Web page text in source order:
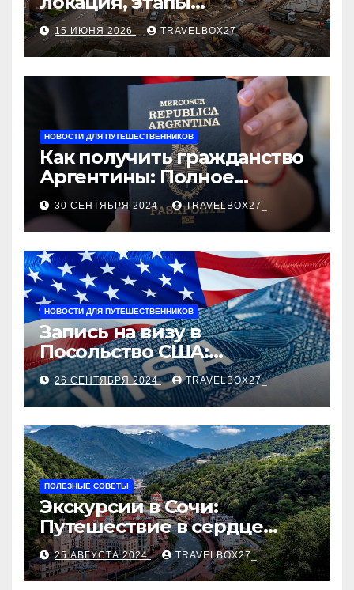
строительства, проверка
застройщика, сценарии
оформления сделки и
рыночные ориентиры
15 ИЮНЯ 2026 TRAVELBOX27_
НОВОСТИ ДЛЯ ПУТЕШЕСТВЕННИКОВ
Как получить гражданство
Аргентины: Полное
руководство
30 СЕНТЯБРЯ 2024 TRAVELBOX27_
НОВОСТИ ДЛЯ ПУТЕШЕСТВЕННИКОВ
Запись на визу в
Посольство США:
Пошаговое руководство
26 СЕНТЯБРЯ 2024 TRAVELBOX27_
ПОЛЕЗНЫЕ СОВЕТЫ
Экскурсии в Сочи:
Путешествие в сердце
Черноморского курорта
25 АВГУСТА 2024 TRAVELBOX27_